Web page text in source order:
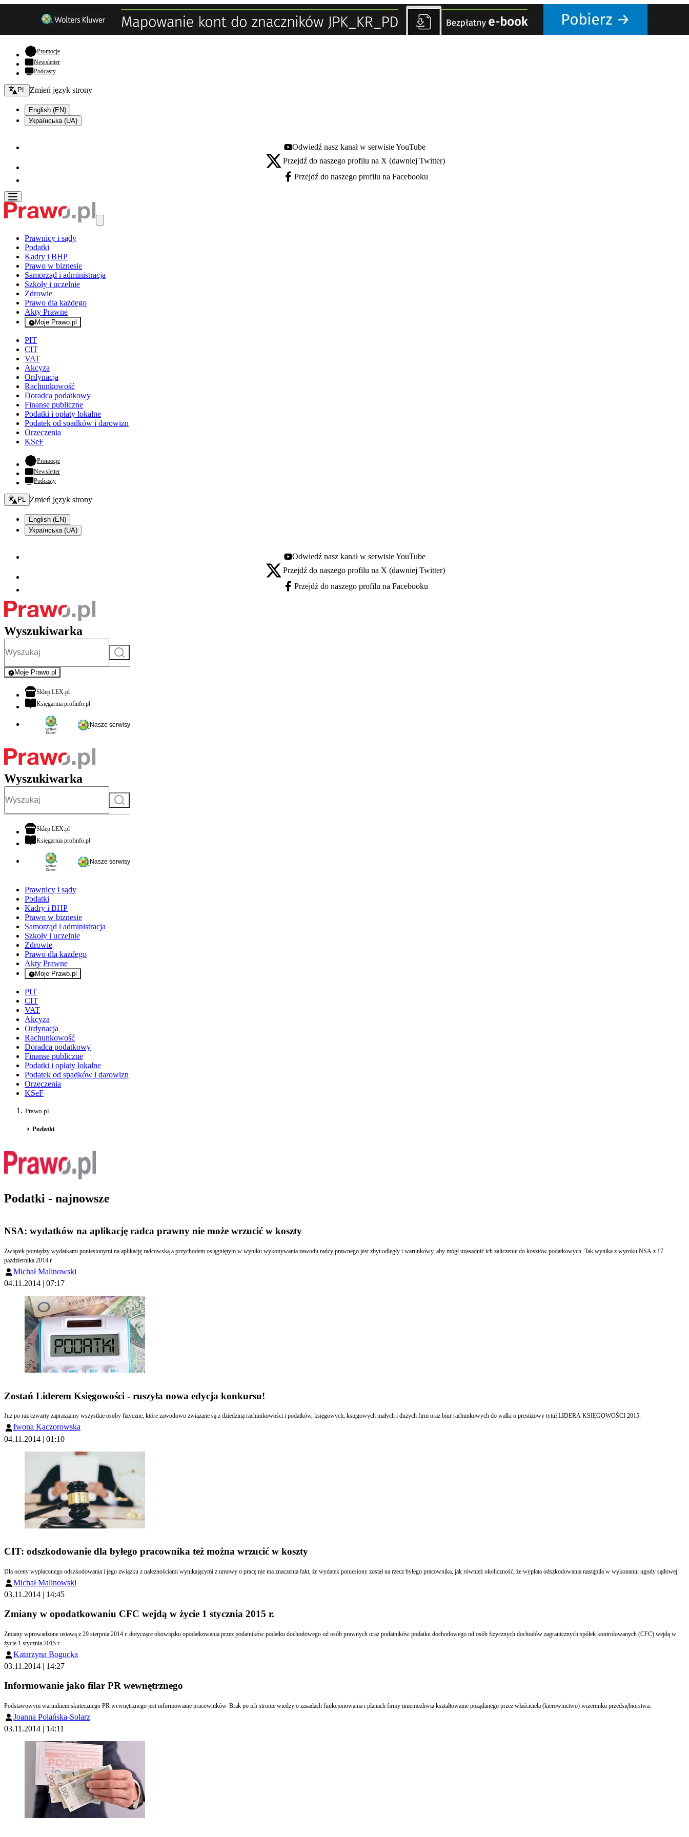
Promocje- otwiera się w nowej karcie
Newsletter
Podcasty
Zmień język - bieżący:
PL Zmień język strony
English (EN)
Українська (UA)
Youtube - otwiera się w nowej karcie
Odwiedź nasz kanał w serwisie YouTube
X - otwiera się w nowej karcie
Przejdź do naszego profilu na X (dawniej Twitter)
Facebook - otwiera się w nowej karcie
Przejdź do naszego profilu na Facebooku
Prawnicy i sądy
Podatki
Kadry i BHP
Prawo w biznesie
Samorząd i administracja
Szkoły i uczelnie
Zdrowie
Prawo dla każdego
Akty Prawne
Moje Prawo.pl
- rejestracja i logowanie do serwisu
PIT
CIT
VAT
Akcyza
Ordynacja
Rachunkowość
Doradca podatkowy
Finanse publiczne
Podatki i opłaty lokalne
Podatek od spadków i darowizn
Orzeczenia
KSeF
Promocje- otwiera się w nowej karcie
Newsletter
Podcasty
Zmień język - bieżący:
PL Zmień język strony
English (EN)
Українська (UA)
Youtube - otwiera się w nowej karcie
Odwiedź nasz kanał w serwisie YouTube
X - otwiera się w nowej karcie
Przejdź do naszego profilu na X (dawniej Twitter)
Facebook - otwiera się w nowej karcie
Przejdź do naszego profilu na Facebooku
Wyszukiwarka
Szukaj
Moje Prawo.pl
- rejestracja i logowanie do serwisu
Sklep LEX.plotwiera się w nowej karcie
Księgarnia profinfo.plotwiera się w nowej karcie
Nasze serwisy
Wyszukiwarka
Szukaj
Sklep LEX.plotwiera się w nowej karcie
Księgarnia profinfo.plotwiera się w nowej karcie
Nasze serwisy
Prawnicy i sądy
Podatki
Kadry i BHP
Prawo w biznesie
Samorząd i administracja
Szkoły i uczelnie
Zdrowie
Prawo dla każdego
Akty Prawne
Moje Prawo.pl
- rejestracja i logowanie do serwisu
PIT
CIT
VAT
Akcyza
Ordynacja
Rachunkowość
Doradca podatkowy
Finanse publiczne
Podatki i opłaty lokalne
Podatek od spadków i darowizn
Orzeczenia
KSeF
Prawo.pl
Podatki
Podatki - najnowsze
NSA: wydatków na aplikację radca prawny nie może wrzucić w koszty
Związek pomiędzy wydatkami poniesionymi na aplikację radcowską a przychodem osiągniętym w wyniku wykonywania zawodu radcy prawnego jest zbyt odległy i warunkowy, aby mógł uzasadnić ich zaliczenie do kosztów podatkowych. Tak wynika z wyroku NSA z 17
października 2014 r.
Michał Malinowski
04.11.2014 | 07:17
Zostań Liderem Księgowości - ruszyła nowa edycja konkursu!
Już po raz czwarty zapraszamy wszystkie osoby fizyczne, które zawodowo związane są z dziedziną rachunkowości i podatków, księgowych, księgowych małych i dużych firm oraz biur rachunkowych do walki o prestiżowy tytuł LIDERA KSIĘGOWOŚCI 2015.
Iwona Kaczorowska
04.11.2014 | 01:10
CIT: odszkodowanie dla byłego pracownika też można wrzucić w koszty
Dla oceny wypłaconego odszkodowania i jego związku z należnościami wynikającymi z umowy o pracę nie ma znaczenia fakt, że wydatek poniesiony został na rzecz byłego pracownika, jak również okoliczność, że wypłata odszkodowania nastąpiła w wykonaniu ugody sądowej.
Michał Malinowski
03.11.2014 | 14:45
Zmiany w opodatkowaniu CFC wejdą w życie 1 stycznia 2015 r.
Zmiany wprowadzone ustawą z 29 sierpnia 2014 r. dotyczące obowiązku opodatkowania przez podatników podatku dochodowego od osób prawnych oraz podatników podatku dochodowego od osób fizycznych dochodów zagranicznych spółek kontrolowanych (CFC) wejdą w
życie 1 stycznia 2015 r.
Katarzyna Bogucka
03.11.2014 | 14:27
Informowanie jako filar PR wewnętrznego
Podstawowym warunkiem skutecznego PR wewnętrznego jest informowanie pracowników. Brak po ich stronie wiedzy o zasadach funkcjonowania i planach firmy uniemożliwia kształtowanie pożądanego przez właściciela (kierownictwo) wizerunku przedsiębiorstwa.
Joanna Polańska-Solarz
03.11.2014 | 14:11